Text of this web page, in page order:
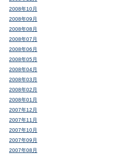
2008年10月
2008年09月
2008年08月
2008年07月
2008年06月
2008年05月
2008年04月
2008年03月
2008年02月
2008年01月
2007年12月
2007年11月
2007年10月
2007年09月
2007年08月